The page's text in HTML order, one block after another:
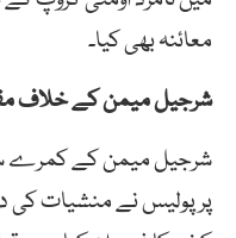
معائنہ بھی کیا۔
شرجیل میمن کے خلاف
شرجیل میمن کے کمرے